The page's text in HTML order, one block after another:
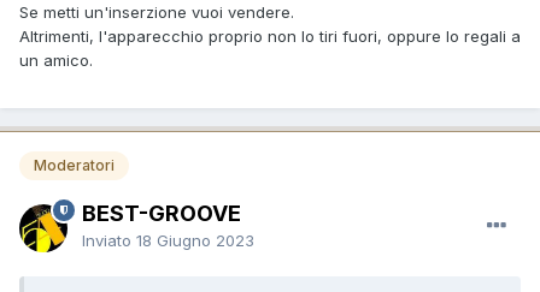
Se metti un'inserzione vuoi vendere.
Altrimenti, l'apparecchio proprio non lo tiri fuori, oppure lo regali a
un amico.
Moderatori
BEST-GROOVE
Inviato 18 Giugno 2023